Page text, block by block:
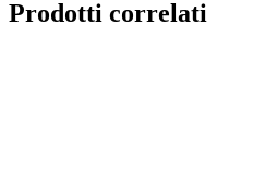
Prodotti correlati